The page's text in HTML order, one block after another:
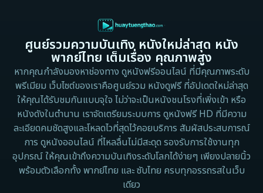
ศูนย์รวมความบันเทิง หนังใหม่ล่าสุด หนัง
พากย์ไทย เต็มเรื่อง คุณภาพสูง
หากคุณกำลังมองหาช่องทาง ดูหนังฟรีออนไลน์ ที่มีคุณภาพระดับ
พรีเมียม เว็บไซต์ของเราคือศูนย์รวม หนังดูฟรี ที่อัปเดตใหม่ล่าสุด
ให้คุณได้รับชมกันแบบจุใจ ไม่ว่าจะเป็นหนังชนโรงที่เพิ่งเข้า หรือ
หนังดังในตำนาน เราจัดเตรียมระบบการ ดูหนังฟรี HD ที่มีความ
ละเอียดคมชัดสูงและโหลดไวที่สุดไว้คอยบริการ สัมผัสประสบการณ์
การ ดูหนังออนไลน์ ที่ไหลลื่นไม่มีสะดุด รองรับการใช้งานทุก
อุปกรณ์ ให้คุณเข้าถึงความบันเทิงระดับโลกได้ง่ายๆ เพียงปลายนิ้ว
พร้อมตัวเลือกทั้ง พากย์ไทย และ ซับไทย ครบทุกอรรถรสในเว็บ
เดียว